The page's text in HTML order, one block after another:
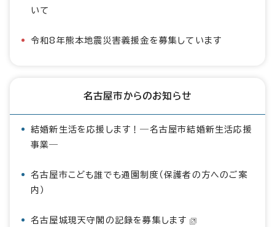
いて
令和8年熊本地震災害義援金を募集しています
名古屋市からのお知らせ
結婚新生活を応援します！―名古屋市結婚新生活応援
事業―
名古屋市こども誰でも通園制度（保護者の方へのご案
内）
名古屋城現天守閣の記録を募集します